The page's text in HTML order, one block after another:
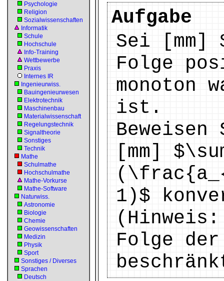
Psychologie
Religion
Sozialwissenschaften
Informatik
Schule
Hochschule
Info-Training
Wettbewerbe
Praxis
Internes IR
Ingenieurwiss.
Bauingenieurwesen
Elektrotechnik
Maschinenbau
Materialwissenschaft
Regelungstechnik
Signaltheorie
Sonstiges
Technik
Mathe
Schulmathe
Hochschulmathe
Mathe-Vorkurse
Mathe-Software
Naturwiss.
Astronomie
Biologie
Chemie
Geowissenschaften
Medizin
Physik
Sport
Sonstiges / Diverses
Sprachen
Deutsch
Aufgabe
Sei [mm]
Folge
monoton
ist.
[mm]
1)$
Folge der